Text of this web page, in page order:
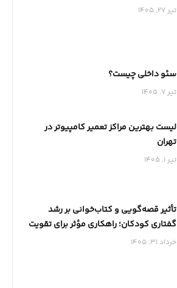
تیر 27, 1405
سئو داخلی چیست؟
تیر 7, 1405
لیست بهترین مراکز تعمیر کامپیوتر در
تهران
تیر 1, 1405
تأثیر قصه‌گویی و کتاب‌خوانی بر رشد
گفتاری کودکان؛ راهکاری مؤثر برای تقویت
مهارت‌های زبانی
خرداد 31, 1405